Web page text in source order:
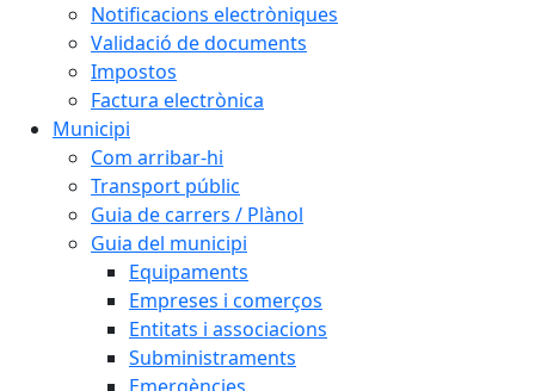
Notificacions electròniques
Validació de documents
Impostos
Factura electrònica
Municipi
Com arribar-hi
Transport públic
Guia de carrers / Plànol
Guia del municipi
Equipaments
Empreses i comerços
Entitats i associacions
Subministraments